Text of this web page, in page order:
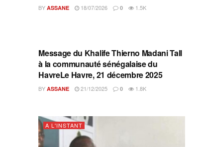
BY ASSANE 18/07/2026 0 1.5K
A L'INSTANT
Message du Khalife Thierno Madani Tall
à la communauté sénégalaise du
HavreLe Havre, 21 décembre 2025
BY ASSANE 21/12/2025 0 1.8K
A L'INSTANT